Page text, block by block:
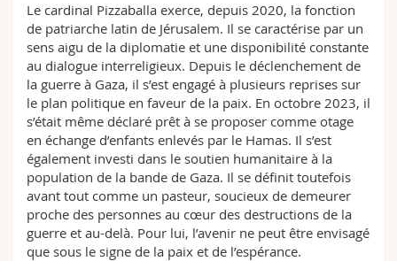
Le cardinal Pizzaballa exerce, depuis 2020, la fonction
de patriarche latin de Jérusalem. Il se caractérise par un
sens aigu de la diplomatie et une disponibilité constante
au dialogue interreligieux. Depuis le déclenchement de
la guerre à Gaza, il s’est engagé à plusieurs reprises sur
le plan politique en faveur de la paix. En octobre 2023, il
s’était même déclaré prêt à se proposer comme otage
en échange d’enfants enlevés par le Hamas. Il s’est
également investi dans le soutien humanitaire à la
population de la bande de Gaza. Il se définit toutefois
avant tout comme un pasteur, soucieux de demeurer
proche des personnes au cœur des destructions de la
guerre et au-delà. Pour lui, l’avenir ne peut être envisagé
que sous le signe de la paix et de l’espérance.